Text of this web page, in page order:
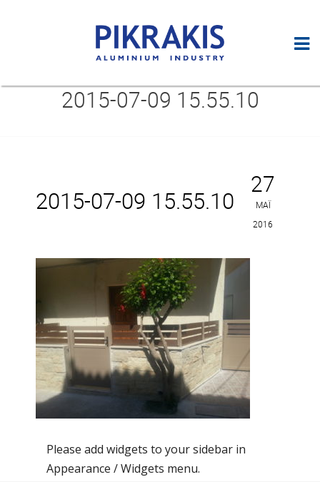
2015-07-09 15.55.10
27
ΜΆΙ
2016
2015-07-09 15.55.10
Please add widgets to your sidebar in
Appearance / Widgets menu.